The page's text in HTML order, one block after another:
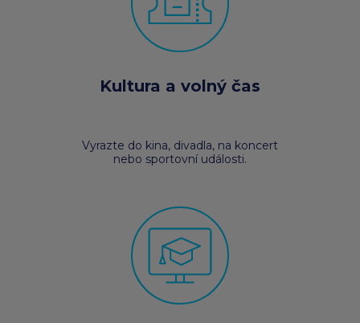
Kultura a volný čas
Vyrazte do kina, divadla, na koncert
nebo sportovní události.